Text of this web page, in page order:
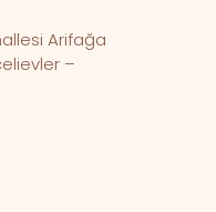
Arifağa
–